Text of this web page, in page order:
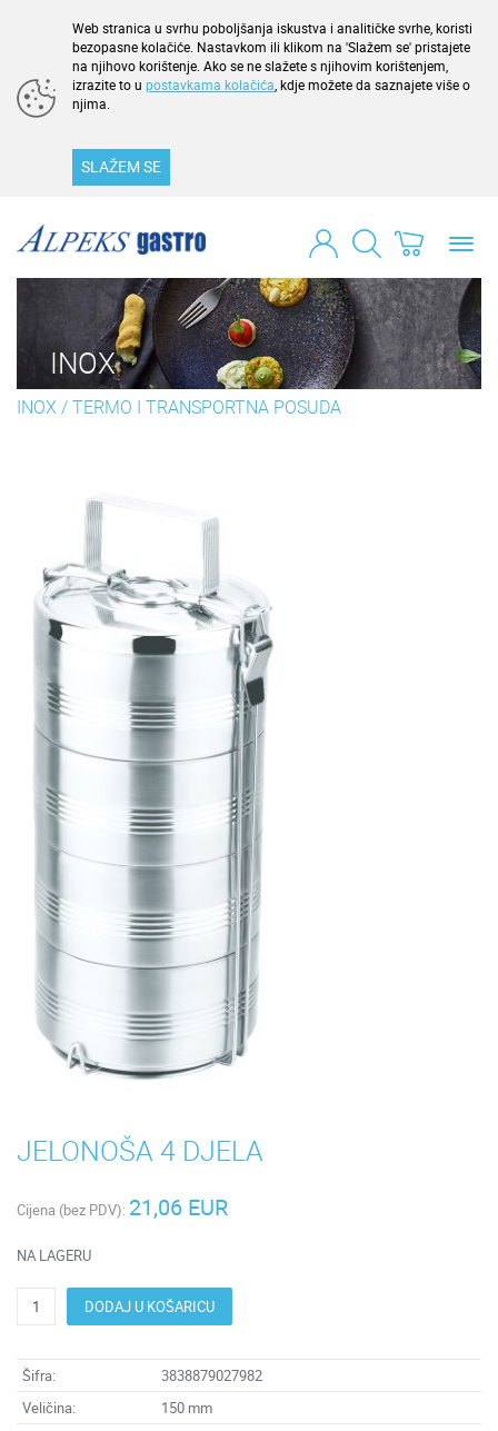
Web stranica u svrhu poboljšanja iskustva i analitičke svrhe, koristi
bezopasne kolačiće. Nastavkom ili klikom na 'Slažem se' pristajete
na njihovo korištenje. Ako se ne slažete s njihovim korištenjem,
izrazite to u postavkama kolačića , kdje možete da saznajete više o
njima.
SLAŽEM SE
INOX
INOX /TERMO I TRANSPORTNA POSUDA
JELONOŠA 4 DJELA
Cijena (bez PDV): 21,06 EUR
NA LAGERU
DODAJ U KOŠARICU
Šifra:
3838879027982
Veličina:
150 mm